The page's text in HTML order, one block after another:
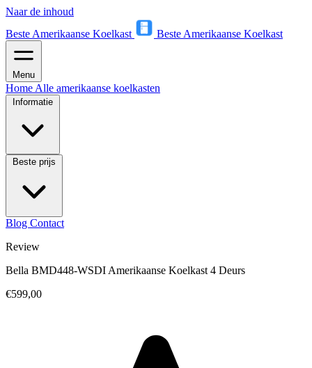
Naar de inhoud
Beste Amerikaanse Koelkast
Beste Amerikaanse Koelkast
Menu
Home Alle amerikaanse koelkasten
Informatie
Beste prijs
Blog Contact
Review
Bella BMD448-WSDI Amerikaanse Koelkast 4 Deurs
€599,00